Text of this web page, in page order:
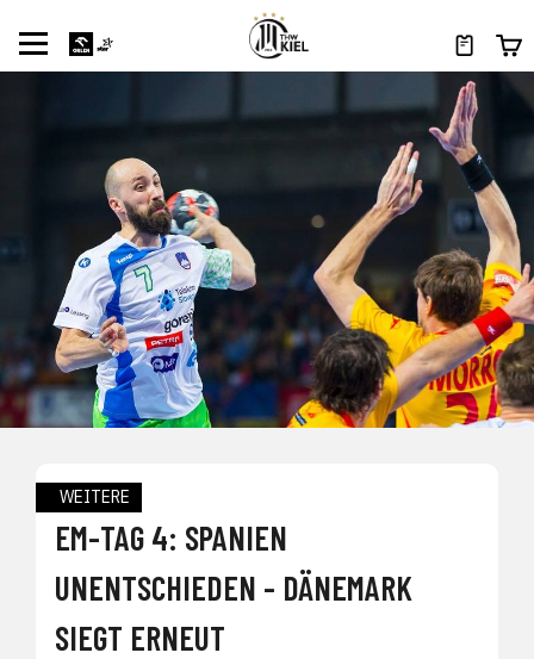
WEITERE
EM-TAG 4: SPANIEN
UNENTSCHIEDEN - DÄNEMARK
SIEGT ERNEUT